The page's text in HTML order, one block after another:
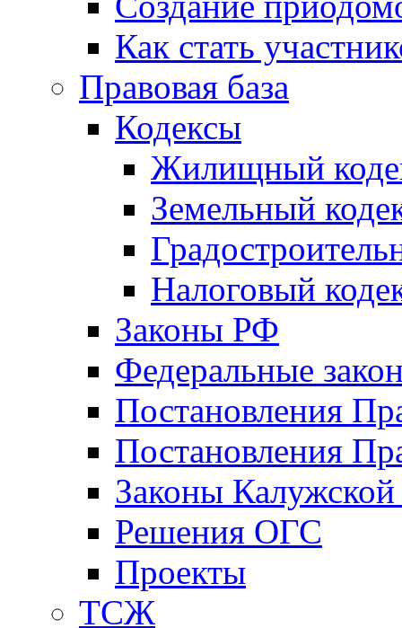
Как стать
Правовая база
Кодексы
Жилищный
Земельный
Налоговый
Законы РФ
Федеральные
Постановления
Постановления
Законы Калужской
Решения ОГС
Проекты
ТСЖ